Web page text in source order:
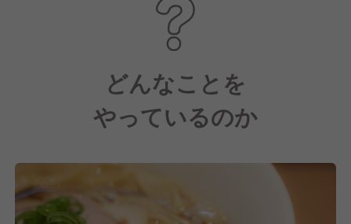
どんなことを
やっているのか